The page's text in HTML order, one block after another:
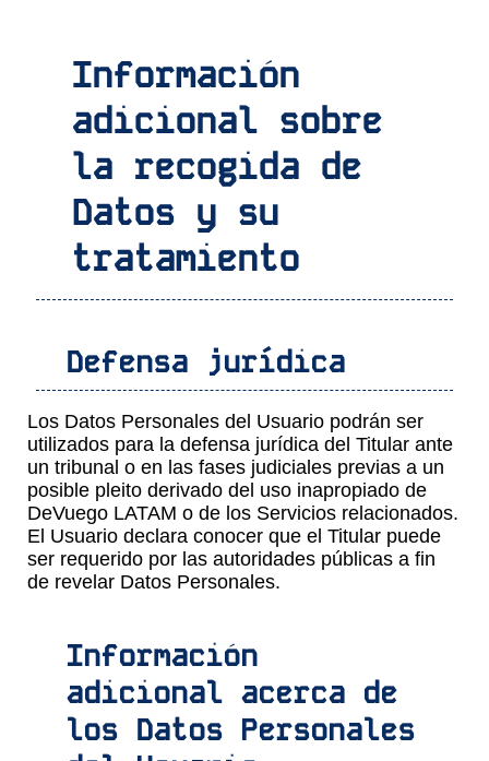
Información
adicional sobre
la recogida de
Datos y su
tratamiento
Defensa jurídica
Los Datos Personales del Usuario podrán ser
utilizados para la defensa jurídica del Titular ante
un tribunal o en las fases judiciales previas a un
posible pleito derivado del uso inapropiado de
DeVuego LATAM o de los Servicios relacionados.
El Usuario declara conocer que el Titular puede
ser requerido por las autoridades públicas a fin
de revelar Datos Personales.
Información
adicional acerca de
los Datos Personales